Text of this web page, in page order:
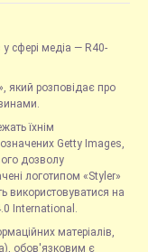
у сфері медіа — R40-
який розповідає про
їхнім
Getty Images,
дозволу
логотипом «Styler»
використовуватися на
International.
матеріалів,
обов'язковим є